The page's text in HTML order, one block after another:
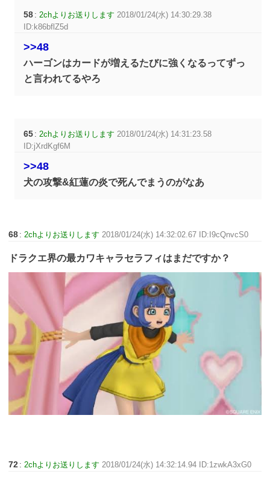
58 :2chよりお送りします 2018/01/24(水) 14:30:29.38
ID:k86bflZ5d
>>48
ハーゴンはカードが増えるたびに強くなるってずっ
と言われてるやろ
65 :2chよりお送りします 2018/01/24(水) 14:31:23.58
ID:jXrdKgf6M
>>48
犬の攻撃&紅蓮の炎で死んでまうのがなあ
68 :2chよりお送りします 2018/01/24(水) 14:32:02.67 ID:I9cQnvcS0
ドラクエ界の最カワキャラセラフィはまだですか？
72 : 2chよりお送りします 2018/01/24(水) 14:32:14.94 ID:1zwkA3xG0